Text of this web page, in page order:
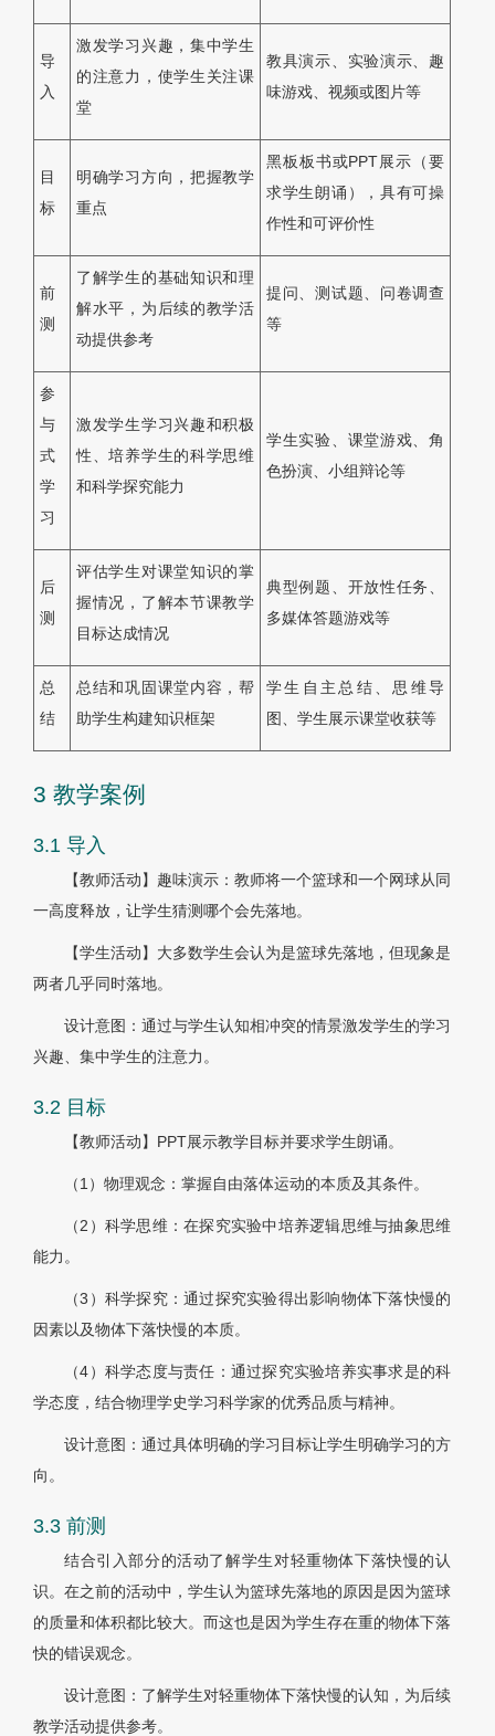
导
入
激发学习兴趣，集中学生
的注意力，使学生关注课
堂
教具演示、实验演示、趣
味游戏、视频或图片等
目
标
明确学习方向，把握教学
重点
黑板板书或PPT展示（要
求学生朗诵），具有可操
作性和可评价性
前
测
了解学生的基础知识和理
解水平，为后续的教学活
动提供参考
提问、测试题、问卷调查
等
参
与
式
学
习
激发学生学习兴趣和积极
性、培养学生的科学思维
和科学探究能力
学生实验、课堂游戏、角
色扮演、小组辩论等
后
测
评估学生对课堂知识的掌
握情况，了解本节课教学
目标达成情况
典型例题、开放性任务、
多媒体答题游戏等
总
结
总结和巩固课堂内容，帮
助学生构建知识框架
学生自主总结、思维导
图、学生展示课堂收获等
3 教学案例
3.1 导入
【教师活动】趣味演示：教师将一个篮球和一个网球从同
一高度释放，让学生猜测哪个会先落地。
【学生活动】大多数学生会认为是篮球先落地，但现象是
两者几乎同时落地。
设计意图：通过与学生认知相冲突的情景激发学生的学习
兴趣、集中学生的注意力。
3.2 目标
【教师活动】PPT展示教学目标并要求学生朗诵。
（1）物理观念：掌握自由落体运动的本质及其条件。
（2）科学思维：在探究实验中培养逻辑思维与抽象思维
能力。
（3）科学探究：通过探究实验得出影响物体下落快慢的
因素以及物体下落快慢的本质。
（4）科学态度与责任：通过探究实验培养实事求是的科
学态度，结合物理学史学习科学家的优秀品质与精神。
设计意图：通过具体明确的学习目标让学生明确学习的方
向。
3.3 前测
结合引入部分的活动了解学生对轻重物体下落快慢的认
识。在之前的活动中，学生认为篮球先落地的原因是因为篮球
的质量和体积都比较大。而这也是因为学生存在重的物体下落
快的错误观念。
设计意图：了解学生对轻重物体下落快慢的认知，为后续
教学活动提供参考。